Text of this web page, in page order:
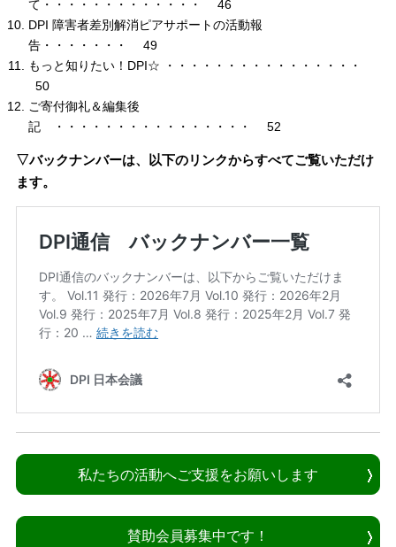
て・・・・・・・・・・・・・ 46
DPI 障害者差別解消ピアサポートの活動報
告・・・・・・・ 49
もっと知りたい！DPI☆ ・・・・・・・・・・・・・・・・
50
ご寄付御礼＆編集後
記 ・・・・・・・・・・・・・・・・ 52
▽バックナンバーは、以下のリンクからすべてご覧いただけ
ます。
私たちの活動へご支援をお願いします
賛助会員募集中です！